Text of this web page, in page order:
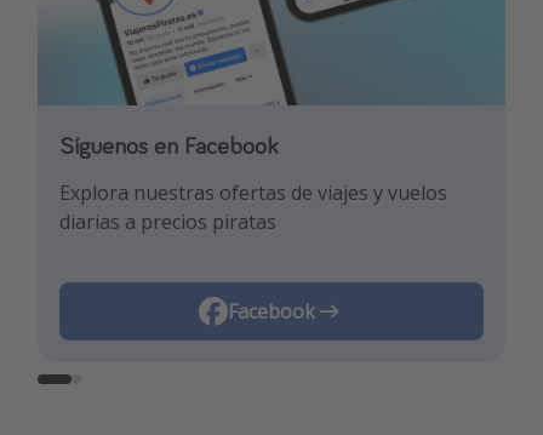
Síguenos en Facebook
Explora nuestras ofertas de viajes y vuelos
diarias a precios piratas
Facebook
Síguenos en TikTok
¡Para enterarte de las mejores ofertas y los
mejores trucos de viaje!
TikTok